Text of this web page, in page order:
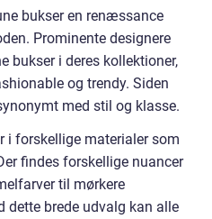
bukser en renæssance
Prominente designere
bukser i deres kollektioner,
og trendy. Siden
med stil og klasse.
i forskellige materialer som
findes forskellige nuancer
til mørkere
dette brede udvalg kan alle